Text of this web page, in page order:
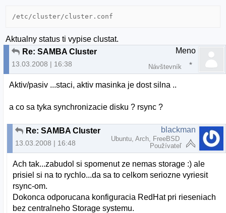
/etc/cluster/cluster.conf
Aktualny status ti vypise clustat.
Re: SAMBA Cluster
13.03.2008 | 16:38
Meno
Návštevník
Aktiv/pasiv ...staci, aktiv masinka je dost silna ..
a co sa tyka synchronizacie disku ? rsync ?
Re: SAMBA Cluster
13.03.2008 | 16:48
blackman
Ubuntu, Arch, FreeBSD
Používateľ
Ach tak...zabudol si spomenut ze nemas storage :) ale
prisiel si na to rychlo...da sa to celkom seriozne vyriesit
rsync-om.
Dokonca odporucana konfiguracia RedHat pri rieseniach
bez centralneho Storage systemu.